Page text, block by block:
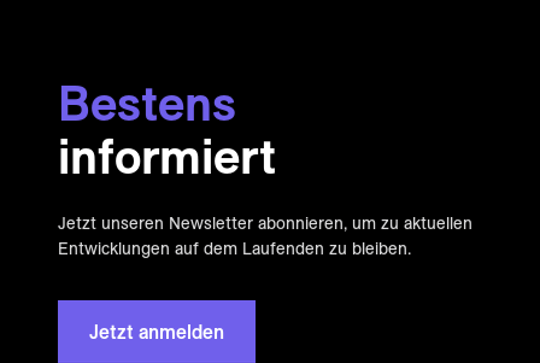
Bestens
informiert
Jetzt unseren Newsletter abonnieren, um zu aktuellen
Entwicklungen auf dem Laufenden zu bleiben.
Jetzt anmelden